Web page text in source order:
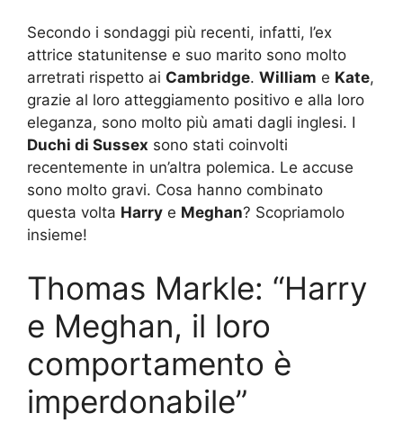
Secondo i sondaggi più recenti, infatti, l’ex
attrice statunitense e suo marito sono molto
arretrati rispetto ai Cambridge. William e Kate,
grazie al loro atteggiamento positivo e alla loro
eleganza, sono molto più amati dagli inglesi. I
Duchi di Sussex sono stati coinvolti
recentemente in un’altra polemica. Le accuse
sono molto gravi. Cosa hanno combinato
questa volta Harry e Meghan? Scopriamolo
insieme!
Thomas Markle: “Harry
e Meghan, il loro
comportamento è
imperdonabile”